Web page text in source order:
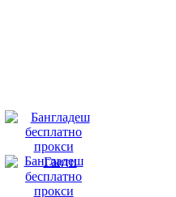
Бангладеш